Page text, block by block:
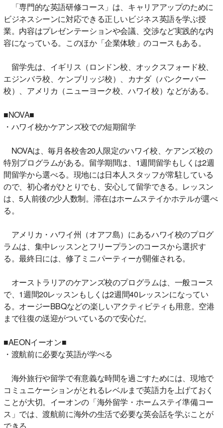
「専門的な英語研修コース」は、キャリアアップのために
ビジネスシーンに対応できる正しいビジネス英語を学ぶ授
業。内容はプレゼンテーションや会議、交渉など実践的な内
容になっている。このほか「企業体験」のコースもある。
留学先は、イギリス（ロンドン校、オックスフォード校、
エジンバラ校、ケンブリッジ校）、カナダ（バンクーバー
校）、アメリカ（ニューヨーク校、ハワイ校）などがある。
■NOVA■
・ハワイ校かケアンズ校での短期留学
NOVAは、毎月各校舎20人限定のハワイ校、ケアンズ校の
特別プログラムがある。留学期間は、1週間留学もしくは2週
間留学から選べる。現地には日本人スタッフが常駐している
ので、初心者がひとりでも、安心して留学できる。レッスン
は、5人前後の少人数制。滞在はホームステイかホテルが選べ
る。
アメリカ・ハワイ州（オアフ島）にあるハワイ校のプログ
ラムは、集中レッスンとフリープランのコースから選択す
る。最終日には、修了ミニパーティーが開催される。
オーストラリアのケアンズ校のプログラムは、一般コース
で、1週間20レッスンもしくは2週間40レッスンになってい
る。オージーBBQなどの楽しいアクティビティも用意。空港
まで往復の送迎がついているので安心だ。
■AEONイーオン■
・渡航前に必要な英語が学べる
海外旅行や留学で有意義な時間を過ごすためには、現地で
コミュニケーションがとれるレベルまで英語力を上げておく
ことが大切。イーオンの「海外留学・ホームステイ準備コー
ス」では、渡航前に海外の生活で必要な英会話を学ぶことが
できる。